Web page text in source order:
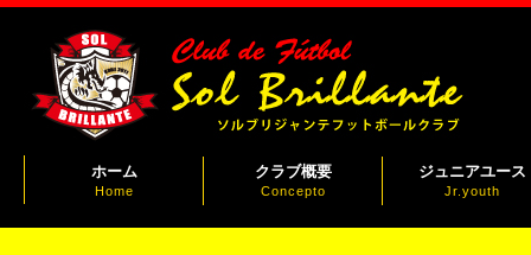
ホーム
Home
クラブ概要
Concepto
ジュニアユース
Jr.youth